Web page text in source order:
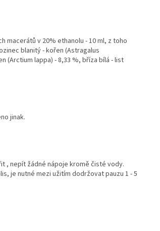
macerátů v 20% ethanolu - 10 ml, z toho
blanitý - kořen (Astragalus
(Arctium lappa) - 8,33 %, bříza bílá - list
jinak.
, nepít žádné nápoje kromě čisté vody.
je nutné mezi užitím dodržovat pauzu 1 - 5